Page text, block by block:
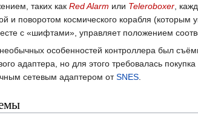
таких как Red Alarm или Teleroboxer ,
и поворотом космического корабля
с «шифтами», управляет положением
особенностей контроллера был
адаптера, но для этого требовалась
сетевым адаптером отSNES